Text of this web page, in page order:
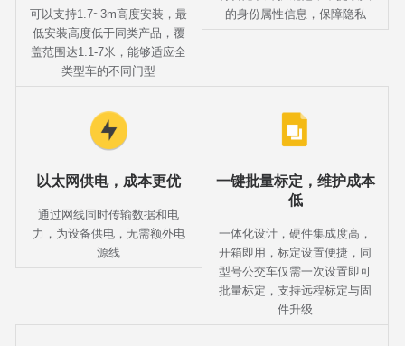
可以支持1.7~3m高度安装，最
低安装高度低于同类产品，覆
盖范围达1.1-7米，能够适应全
类型车的不同门型
的身份属性信息，保障隐私
以太网供电，成本更优
通过网线同时传输数据和电
力，为设备供电，无需额外电
源线
一键批量标定，维护成本
低
一体化设计，硬件集成度高，
开箱即用，标定设置便捷，同
型号公交车仅需一次设置即可
批量标定，支持远程标定与固
件升级